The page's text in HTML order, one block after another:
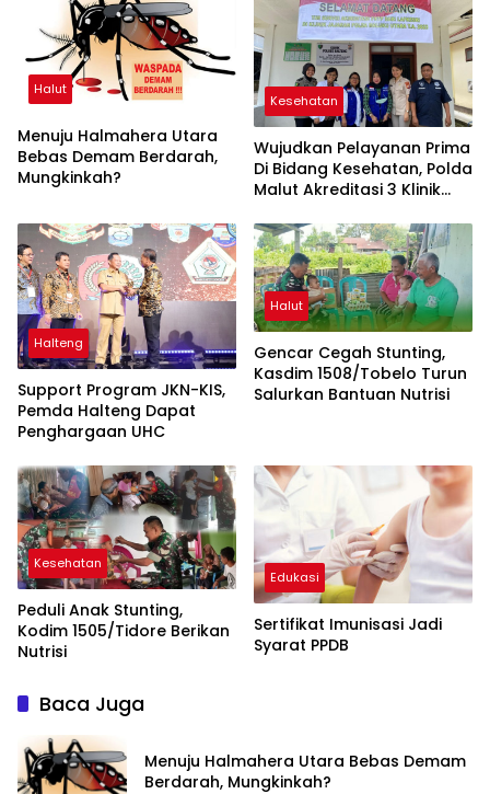
Halut
Menuju Halmahera Utara
Bebas Demam Berdarah,
Mungkinkah?
Kesehatan
Wujudkan Pelayanan Prima
Di Bidang Kesehatan, Polda
Malut Akreditasi 3 Klinik
Halteng
Support Program JKN-KIS,
Pemda Halteng Dapat
Penghargaan UHC
Halut
Gencar Cegah Stunting,
Kasdim 1508/Tobelo Turun
Salurkan Bantuan Nutrisi
Kesehatan
Peduli Anak Stunting,
Kodim 1505/Tidore Berikan
Nutrisi
Edukasi
Sertifikat Imunisasi Jadi
Syarat PPDB
Baca Juga
Menuju Halmahera Utara Bebas Demam
Berdarah, Mungkinkah?